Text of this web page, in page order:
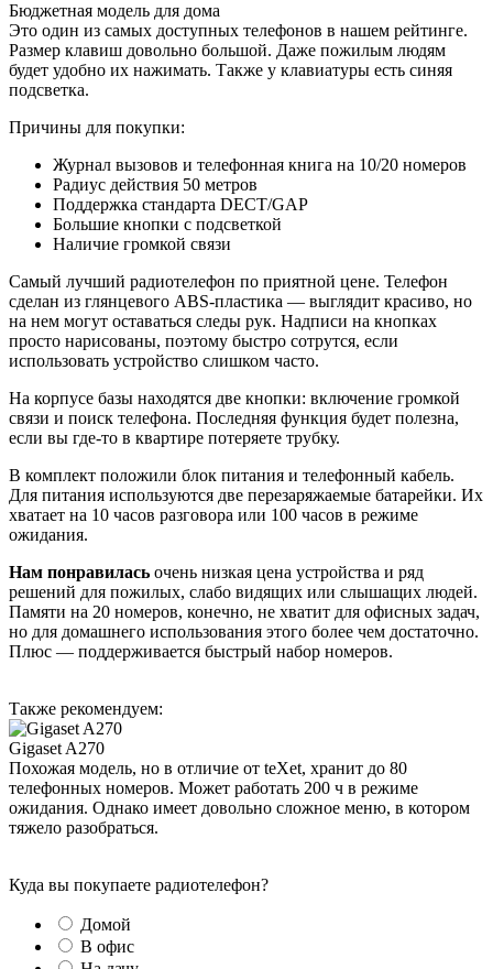
Бюджетная модель для дома
Это один из самых доступных телефонов в нашем рейтинге.
Размер клавиш довольно большой. Даже пожилым людям
будет удобно их нажимать. Также у клавиатуры есть синяя
подсветка.
Причины для покупки:
Журнал вызовов и телефонная книга на 10/20 номеров
Радиус действия 50 метров
Поддержка стандарта DECT/GAP
Большие кнопки с подсветкой
Наличие громкой связи
Самый лучший радиотелефон по приятной цене. Телефон
сделан из глянцевого ABS-пластика — выглядит красиво, но
на нем могут оставаться следы рук. Надписи на кнопках
просто нарисованы, поэтому быстро сотрутся, если
использовать устройство слишком часто.
На корпусе базы находятся две кнопки: включение громкой
связи и поиск телефона. Последняя функция будет полезна,
если вы где-то в квартире потеряете трубку.
В комплект положили блок питания и телефонный кабель.
Для питания используются две перезаряжаемые батарейки. Их
хватает на 10 часов разговора или 100 часов в режиме
ожидания.
Нам понравилась очень низкая цена устройства и ряд
решений для пожилых, слабо видящих или слышащих людей.
Памяти на 20 номеров, конечно, не хватит для офисных задач,
но для домашнего использования этого более чем достаточно.
Плюс — поддерживается быстрый набор номеров.
Также рекомендуем:
Gigaset A270
Похожая модель, но в отличие от teXet, хранит до 80
телефонных номеров. Может работать 200 ч в режиме
ожидания. Однако имеет довольно сложное меню, в котором
тяжело разобраться.
Куда вы покупаете радиотелефон?
Домой
В офис